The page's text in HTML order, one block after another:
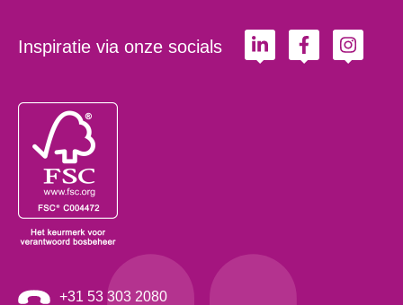
Inspiratie via onze socials
+31 53 303 2080